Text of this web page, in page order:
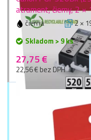
atrament, čierny, 2 ×
čierna 2 ×
Skladom > 9 ks
27,75 €
22,56 € bez DPH